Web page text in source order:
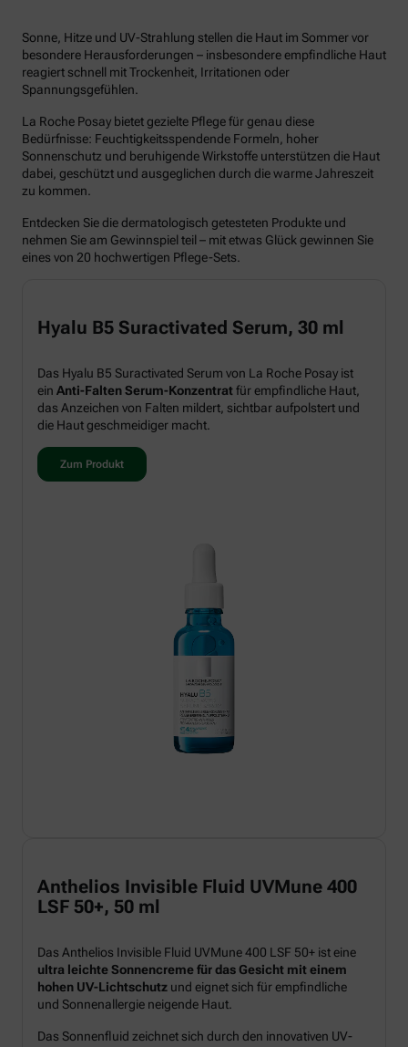
Sonne, Hitze und UV-Strahlung stellen die Haut im Sommer vor
besondere Herausforderungen – insbesondere empfindliche Haut
reagiert schnell mit Trockenheit, Irritationen oder
Spannungsgefühlen.
La Roche Posay bietet gezielte Pflege für genau diese
Bedürfnisse: Feuchtigkeitsspendende Formeln, hoher
Sonnenschutz und beruhigende Wirkstoffe unterstützen die Haut
dabei, geschützt und ausgeglichen durch die warme Jahreszeit
zu kommen.
Entdecken Sie die dermatologisch getesteten Produkte und
nehmen Sie am Gewinnspiel teil – mit etwas Glück gewinnen Sie
eines von 20 hochwertigen Pflege-Sets.
Hyalu B5 Suractivated Serum, 30 ml
Das Hyalu B5 Suractivated Serum von La Roche Posay ist
ein Anti-Falten Serum-Konzentratfür empfindliche Haut,
das Anzeichen von Falten mildert, sichtbar aufpolstert und
die Haut geschmeidiger macht.
Zum Produkt
Anthelios Invisible Fluid UVMune 400
LSF 50+, 50 ml
Das Anthelios Invisible Fluid UVMune 400 LSF 50+ ist eine
ultra leichte Sonnencreme für das Gesicht mit einem
hohen UV-Lichtschutz und eignet sich für empfindliche
und Sonnenallergie neigende Haut.
Das Sonnenfluid zeichnet sich durch den innovativen UV-